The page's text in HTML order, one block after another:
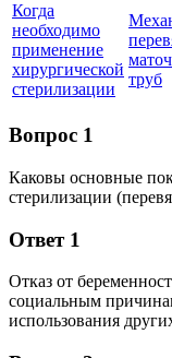
Когда
необходимо
применение
хирургической
стерилизации
труб
Вопрос 1
Каковы основные
стерилизации
Ответ 1
Отказ от
социальным
использования